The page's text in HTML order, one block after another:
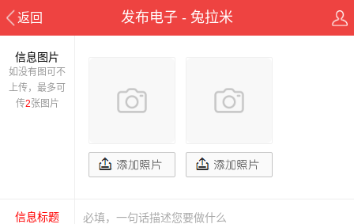
返回 发布电子 - 兔拉米
信息图片
如没有图可不
上传，最多可
传2张图片
信息标题